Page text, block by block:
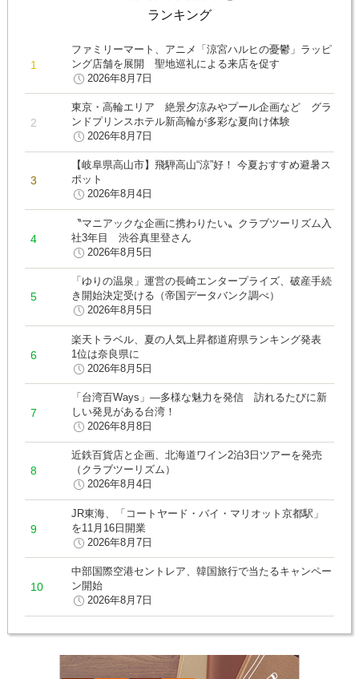
ランキング
ファミリーマート、アニメ「涼宮ハルヒの憂鬱」ラッピ
ング店舗を展開 聖地巡礼による来店を促す
2026年8月7日
東京・高輪エリア 絶景夕涼みやプール企画など グラ
ンドプリンスホテル新高輪が多彩な夏向け体験
2026年8月7日
【岐阜県高山市】飛騨高山“涼”好！ 今夏おすすめ避暑ス
ポット
2026年8月4日
〝マニアックな企画に携わりたい〟クラブツーリズム入
社3年目 渋谷真里登さん
2026年8月5日
「ゆりの温泉」運営の長崎エンタープライズ、破産手続
き開始決定受ける（帝国データバンク調べ）
2026年8月5日
楽天トラベル、夏の人気上昇都道府県ランキング発表
1位は奈良県に
2026年8月5日
「台湾百Ways」―多様な魅力を発信 訪れるたびに新
しい発見がある台湾！
2026年8月8日
近鉄百貨店と企画、北海道ワイン2泊3日ツアーを発売
（クラブツーリズム）
2026年8月4日
JR東海、「コートヤード・バイ・マリオット京都駅」
を11月16日開業
2026年8月7日
中部国際空港セントレア、韓国旅行で当たるキャンペー
ン開始
2026年8月7日